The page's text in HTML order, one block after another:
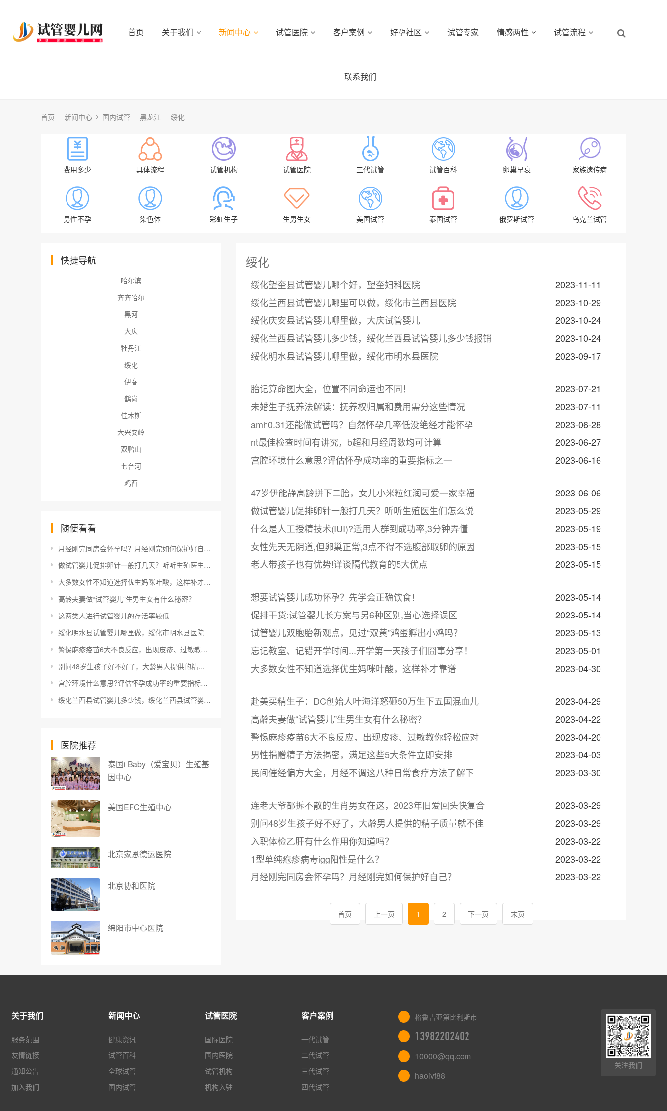
首页 关于我们 新闻中心 试管医院 客户案例 好孕社区 试管专家 情感两性 试管流程
联系我们
首页 新闻中心 国内试管 黑龙江 绥化
费用多少 具体流程 试管机构 试管医院 三代试管 试管百科 卵巢早衰 家族遗传病
男性不孕 染色体 彩虹生子 生男生女 美国试管 泰国试管 俄罗斯试管 乌克兰试管
快捷导航
哈尔滨
齐齐哈尔
黑河
大庆
牡丹江
绥化
伊春
鹤岗
佳木斯
大兴安岭
双鸭山
七台河
鸡西
随便看看
月经刚完同房会怀孕吗？月经刚完如何保护好自己？
做试管婴儿促排卵针一般打几天？听听生殖医生们怎么说
大多数女性不知道选择优生妈咪叶酸，这样补才靠谱
高龄夫妻做“试管婴儿”生男生女有什么秘密？
这两类人进行试管婴儿的存活率较低
绥化明水县试管婴儿哪里做，绥化市明水县医院
警惕麻疹疫苗6大不良反应，出现皮疹、过敏教你轻松应对
别问48岁生孩子好不好了，大龄男人提供的精子质量就不佳
宫腔环境什么意思?评估怀孕成功率的重要指标之一
绥化兰西县试管婴儿多少钱，绥化兰西县试管婴儿多少钱报销
医院推荐
泰国i Baby（爱宝贝）生殖基
因中心
美国EFC生殖中心
北京家恩德运医院
北京协和医院
绵阳市中心医院
绥化
绥化望奎县试管婴儿哪个好，望奎妇科医院
2023-11-11
绥化兰西县试管婴儿哪里可以做，绥化市兰西县医院
2023-10-29
绥化庆安县试管婴儿哪里做，大庆试管婴儿
2023-10-24
绥化兰西县试管婴儿多少钱，绥化兰西县试管婴儿多少钱报销
2023-10-24
绥化明水县试管婴儿哪里做，绥化市明水县医院
2023-09-17
胎记算命图大全，位置不同命运也不同！
2023-07-21
未婚生子抚养法解读：抚养权归属和费用需分这些情况
2023-07-11
amh0.31还能做试管吗？自然怀孕几率低没绝经才能怀孕
2023-06-28
nt最佳检查时间有讲究，b超和月经周数均可计算
2023-06-27
宫腔环境什么意思?评估怀孕成功率的重要指标之一
2023-06-16
47岁伊能静高龄拼下二胎，女儿小米粒红润可爱一家幸福
2023-06-06
做试管婴儿促排卵针一般打几天？听听生殖医生们怎么说
2023-05-29
什么是人工授精技术(IUI)?适用人群到成功率,3分钟弄懂
2023-05-19
女性先天无阴道,但卵巢正常,3点不得不选腹部取卵的原因
2023-05-15
老人带孩子也有优势!详谈隔代教育的5大优点
2023-05-15
想要试管婴儿成功怀孕？先学会正确饮食！
2023-05-14
促排干货:试管婴儿长方案与另6种区别,当心选择误区
2023-05-14
试管婴儿双胞胎新观点，见过“双黄”鸡蛋孵出小鸡吗？
2023-05-13
忘记教室、记错开学时间...开学第一天孩子们囧事分享！
2023-05-01
大多数女性不知道选择优生妈咪叶酸，这样补才靠谱
2023-04-30
赴美买精生子：DC创始人叶海洋怒砸50万生下五国混血儿
2023-04-29
高龄夫妻做“试管婴儿”生男生女有什么秘密？
2023-04-22
警惕麻疹疫苗6大不良反应，出现皮疹、过敏教你轻松应对
2023-04-20
男性捐赠精子方法揭密，满足这些5大条件立即安排
2023-04-03
民间催经偏方大全，月经不调这八种日常食疗方法了解下
2023-03-30
连老天爷都拆不散的生肖男女在这，2023年旧爱回头快复合
2023-03-29
别问48岁生孩子好不好了，大龄男人提供的精子质量就不佳
2023-03-29
入职体检乙肝有什么作用你知道吗？
2023-03-22
1型单纯疱疹病毒igg阳性是什么？
2023-03-22
月经刚完同房会怀孕吗？月经刚完如何保护好自己？
2023-03-22
首页 上一页 1 2 下一页 末页
关于我们
服务范围
友情链接
通知公告
加入我们
新闻中心
健康资讯
试管百科
全球试管
国内试管
试管医院
国际医院
国内医院
试管机构
机构入驻
客户案例
一代试管
二代试管
三代试管
四代试管
格鲁吉亚第比利斯市
13982202402
10000@qq.com
haoivf88
关注我们